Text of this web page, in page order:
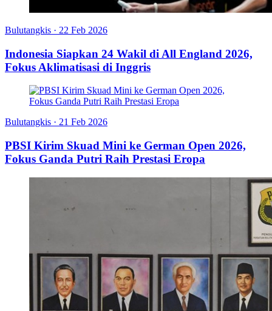
Bulutangkis · 22 Feb 2026
Indonesia Siapkan 24 Wakil di All England 2026,
Fokus Aklimatisasi di Inggris
Bulutangkis · 21 Feb 2026
PBSI Kirim Skuad Mini ke German Open 2026,
Fokus Ganda Putri Raih Prestasi Eropa